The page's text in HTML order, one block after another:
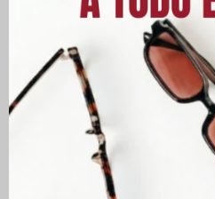
PRODUCTOS